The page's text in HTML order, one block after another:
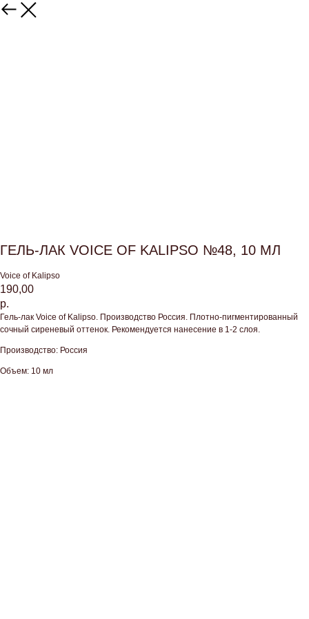
ГЕЛЬ-ЛАК VOICE OF KALIPSO №48, 10 МЛ
Voice of Kalipso
190,00
р.
Гель-лак Voice of Kalipso. Производство Россия. Плотно-пигментированный
сочный сиреневый оттенок. Рекомендуется нанесение в 1-2 слоя.
Производство: Россия
Объем: 10 мл